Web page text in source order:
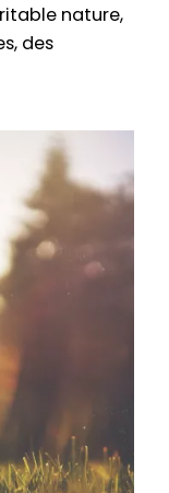
nature,
des